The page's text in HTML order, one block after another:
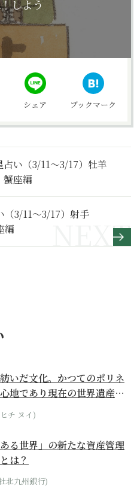
しよう
シェア ブックマーク
い（3/11～3/17）牡羊
蟹座編
（3/11～3/17）射手
編
いだ文化。かつてのポリネ
地であり現在の世界遺産か
る...
チ ヌイ)
ある世界」の新たな資産管理
は？
北九州銀行)